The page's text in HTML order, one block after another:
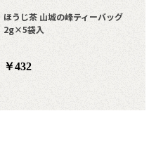
ほうじ茶 山城の峰ティーバッグ
2g×5袋入
￥432